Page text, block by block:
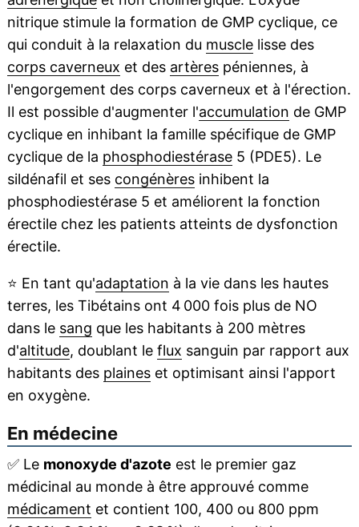
nitrique stimule la formation de GMP cyclique, ce
qui conduit à la relaxation du musclelisse des
corps caverneux et des artèrespéniennes, à
l'engorgement des corps caverneux et à l'érection.
Il est possible d'augmenter l'accumulation de GMP
cyclique en inhibant la famille spécifique de GMP
cyclique de la phosphodiestérase5 (PDE5). Le
sildénafil et ses congénèresinhibent la
phosphodiestérase 5 et améliorent la fonction
érectile chez les patients atteints de dysfonction
érectile.
⭐ En tant qu'adaptation à la vie dans les hautes
terres, les Tibétains ont 4 000 fois plus de NO
dans le sang que les habitants à 200 mètres
d'altitude, doublant le flux sanguin par rapport aux
habitants des plaineset optimisant ainsi l'apport
en oxygène.
En médecine
✅Le monoxyde d'azote est le premier gaz
médicinal au monde à être approuvé comme
médicament et contient 100, 400 ou 800 ppm